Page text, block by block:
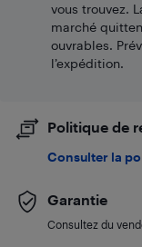
vous trouvez.
marché
ouvrables.
l’expédition.
Politique de
Consulter la
Garantie
Consultez du